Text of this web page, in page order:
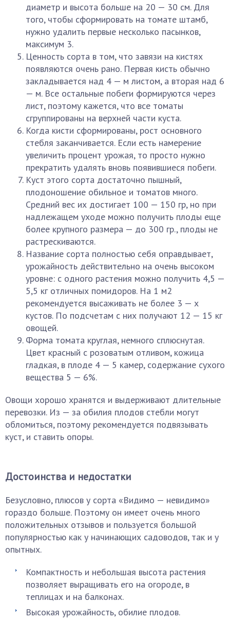
диаметр и высота больше на 20 — 30 см. Для
того, чтобы сформировать на томате штамб,
нужно удалить первые несколько пасынков,
максимум 3.
Ценность сорта в том, что завязи на кистях
появляются очень рано. Первая кисть обычно
закладывается над 4 — м листом, а вторая над 6
— м. Все остальные побеги формируются через
лист, поэтому кажется, что все томаты
сгруппированы на верхней части куста.
Когда кисти сформированы, рост основного
стебля заканчивается. Если есть намерение
увеличить процент урожая, то просто нужно
прекратить удалять вновь появившиеся побеги.
Куст этого сорта достаточно пышный,
плодоношение обильное и томатов много.
Средний вес их достигает 100 — 150 гр, но при
надлежащем уходе можно получить плоды еще
более крупного размера — до 300 гр., плоды не
растрескиваются.
Название сорта полностью себя оправдывает,
урожайность действительно на очень высоком
уровне: с одного растения можно получить 4,5 —
5,5 кг отличных помидоров. На 1 м2
рекомендуется высаживать не более 3 — х
кустов. По подсчетам с них получают 12 — 15 кг
овощей.
Форма томата круглая, немного сплюснутая.
Цвет красный с розоватым отливом, кожица
гладкая, в плоде 4 — 5 камер, содержание сухого
вещества 5 — 6%.
Овощи хорошо хранятся и выдерживают длительные
перевозки. Из — за обилия плодов стебли могут
обломиться, поэтому рекомендуется подвязывать
куст, и ставить опоры.
Достоинства и недостатки
Безусловно, плюсов у сорта «Видимо — невидимо»
гораздо больше. Поэтому он имеет очень много
положительных отзывов и пользуется большой
популярностью как у начинающих садоводов, так и у
опытных.
Компактность и небольшая высота растения
позволяет выращивать его на огороде, в
теплицах и на балконах.
Высокая урожайность, обилие плодов.